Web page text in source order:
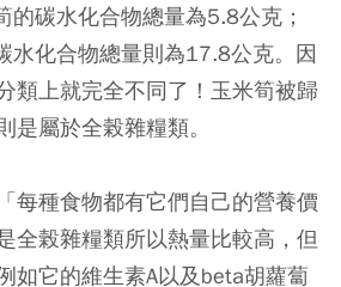
碳水化合物總量為5.8公克；
水化合物總量則為17.8公克。因
類上就完全不同了！玉米筍被歸
是屬於全榖雜糧類。
每種食物都有它們自己的營養價
全榖雜糧類所以熱量比較高，但
如它的維生素A以及beta胡蘿蔔